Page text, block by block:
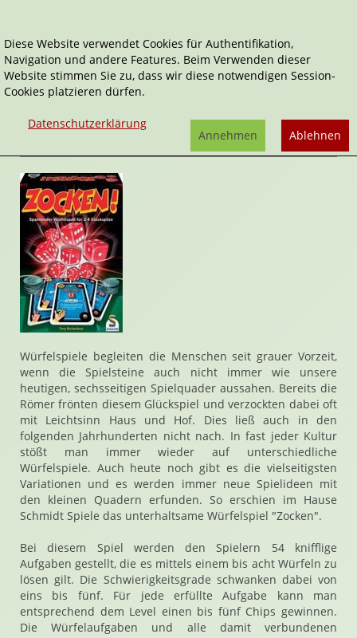
Home Spiele Knoblen & Rätsel Zocken
Zocken
Rezension von Janett Cernohuby | 27. Januar 2009
Würfelspiele begleiten die Menschen seit grauer Vorzeit,
wenn die Spielsteine auch nicht immer wie unsere
heutigen, sechsseitigen Spielquader aussahen. Bereits die
Römer frönten diesem Glückspiel und verzockten dabei oft
mit Leichtsinn Haus und Hof. Dies ließ auch in den
folgenden Jahrhunderten nicht nach. In fast jeder Kultur
stößt man immer wieder auf unterschiedliche
Würfelspiele. Auch heute noch gibt es die vielseitigsten
Variationen und es werden immer neue Spielideen mit
den kleinen Quadern erfunden. So erschien im Hause
Schmidt Spiele das unterhaltsame Würfelspiel "Zocken".
Bei diesem Spiel werden den Spielern 54 knifflige
Aufgaben gestellt, die es mittels einem bis acht Würfeln zu
lösen gilt. Die Schwierigkeitsgrade schwanken dabei von
eins bis fünf. Für jede erfüllte Aufgabe kann man
entsprechend dem Level einen bis fünf Chips gewinnen.
Die Würfelaufgaben und alle damit verbundenen
Diese Website verwendet Cookies für Authentifikation,
Navigation und andere Features. Beim Verwenden dieser
Website stimmen Sie zu, dass wir diese notwendigen Session-
Cookies platzieren dürfen.
Datenschutzerklärung
Ablehnen
Annehmen